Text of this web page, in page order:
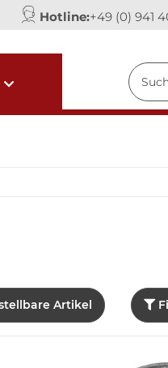
Hotline:+49 (0) 941
Artikel